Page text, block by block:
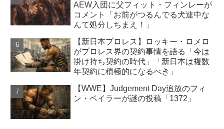
AEW入団に父フィット・フィンレーが
コメント「お前がつるんでる犬連中な
んて処分しちまえ！」
【新日本プロレス】ロッキー・ロメロ
がプロレス界の契約事情を語る「今は
掛け持ち契約の時代」「新日本は複数
年契約に積極的になるべき」
【WWE】Judgement Day追放のフィ
ン・ベイラーが謎の投稿「1372」